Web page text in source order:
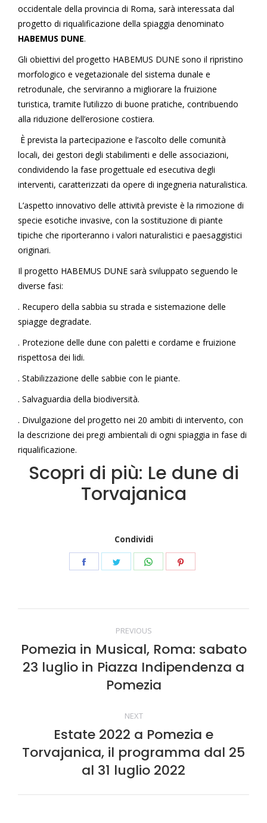
occidentale della provincia di Roma, sarà interessata dal
progetto di riqualificazione della spiaggia denominato
HABEMUS DUNE.
Gli obiettivi del progetto HABEMUS DUNE sono il ripristino
morfologico e vegetazionale del sistema dunale e
retrodunale, che serviranno a migliorare la fruizione
turistica, tramite l’utilizzo di buone pratiche, contribuendo
alla riduzione dell’erosione costiera.
È prevista la partecipazione e l’ascolto delle comunità
locali, dei gestori degli stabilimenti e delle associazioni,
condividendo la fase progettuale ed esecutiva degli
interventi, caratterizzati da opere di ingegneria naturalistica.
L’aspetto innovativo delle attività previste è la rimozione di
specie esotiche invasive, con la sostituzione di piante
tipiche che riporteranno i valori naturalistici e paesaggistici
originari.
Il progetto HABEMUS DUNE sarà sviluppato seguendo le
diverse fasi:
. Recupero della sabbia su strada e sistemazione delle
spiagge degradate.
. Protezione delle dune con paletti e cordame e fruizione
rispettosa dei lidi.
. Stabilizzazione delle sabbie con le piante.
. Salvaguardia della biodiversità.
. Divulgazione del progetto nei 20 ambiti di intervento, con
la descrizione dei pregi ambientali di ogni spiaggia in fase di
riqualificazione.
Scopri di più: Le dune di
Torvajanica
Condividi
Condividi Condividi Condividi
Commento
di
navigazione
PREVIOUS
Stile
dell'anteprima:
Pomezia in Musical, Roma: sabato
23 luglio in Piazza Indipendenza a
Pomezia
NEXT
Numero
di
posts:
Estate 2022 a Pomezia e
Torvajanica, il programma dal 25
al 31 luglio 2022